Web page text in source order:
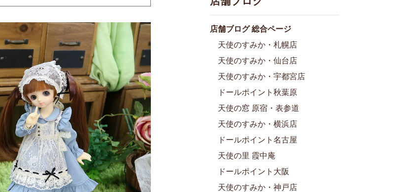
店舗ブログ 総合ページ
天使のすみか・札幌店
天使のすみか・仙台店
天使のすみか・宇都宮店
ドールポイント秋葉原
天使の窓 原宿・表参道
天使のすみか・横浜店
ドールポイント名古屋
天使の里 霞中庵
ドールポイント大阪
天使のすみか・神戸店